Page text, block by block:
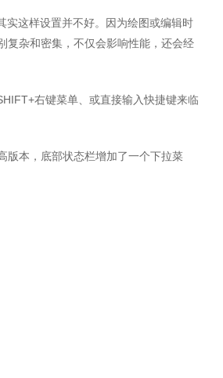
实这样设置并不好。因为绘图或编辑时
复杂和密集，不仅会影响性能，还会经
右键菜单、或直接输入快捷键来临
版本，底部状态栏增加了一个下拉菜